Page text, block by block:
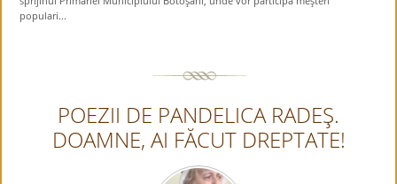
populari...
POEZII DE PANDELICA RADEŞ.
DOAMNE, AI FĂCUT DREPTATE!